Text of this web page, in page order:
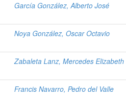
García González, Alberto José
Noya González, Oscar Octavio
Zabaleta Lanz, Mercedes Elizabeth
Francis Navarro, Pedro del Valle